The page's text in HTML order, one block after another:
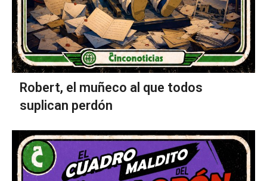
Robert, el muñeco al que todos
suplican perdón